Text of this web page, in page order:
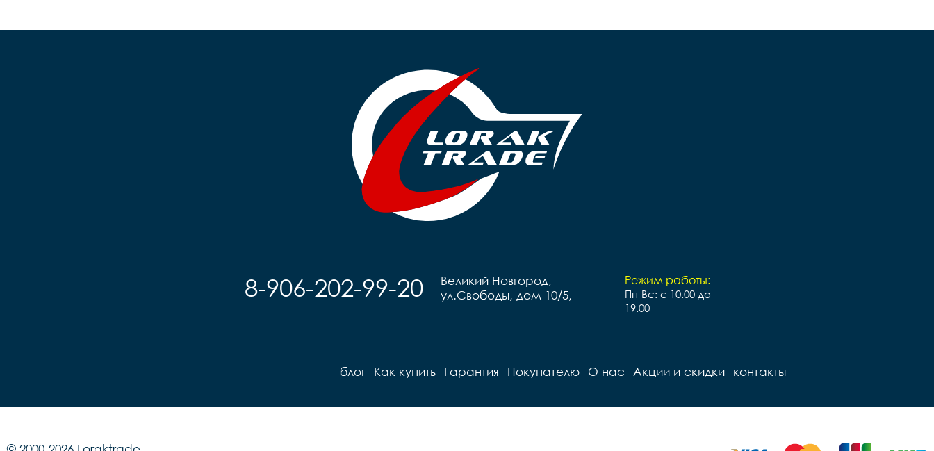
Режим работы:
Пн-Вс: с 10.00 до
19.00
Великий Новгород,
ул.Свободы, дом 10/5,
8-906-202-99-20
блог Как купить Гарантия Покупателю О нас Акции и скидки контакты